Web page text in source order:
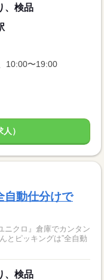
、検品
10:00〜19:00
）
自動仕分けで
クロ』倉庫でカンタン
とピッキングは”全自動
、検品